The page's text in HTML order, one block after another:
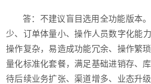
答：不建议盲目选用全功能版本
少、订单体量小、操作人员数字化能
操作复杂，易造成功能冗余、操作繁
量化标准化套餐，满足基础进销存、
待后续业务扩张、渠道增多、业态升